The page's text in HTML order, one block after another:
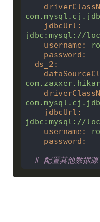
jdbcUrl :
jdbc:mysql://
username :
password :
ds_2 :
jdbcUrl :
jdbc:mysql://
username :
password :
# 配置其他数据源